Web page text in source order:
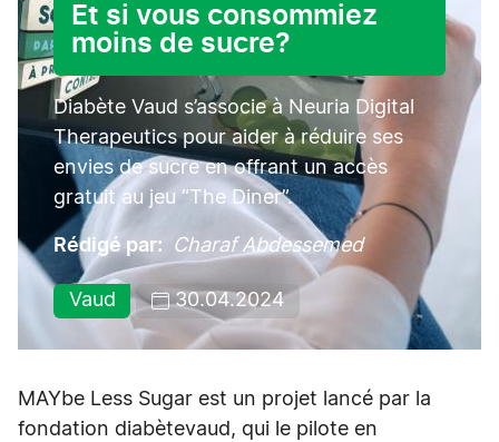
Et si vous consommiez
moins de sucre?
Diabète Vaud s’associe à Neuria Digital
Therapeutics pour aider à réduire ses
envies de sucre en offrant un accès
gratuit au jeu “The Diner”.
Rédigé par Charaf Abdessemed
Vaud 30.04.2024
MAYbe Less Sugar est un projet lancé par la
fondation diabètevaud, qui le pilote en